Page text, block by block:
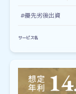
#優先劣後出資
サービス名